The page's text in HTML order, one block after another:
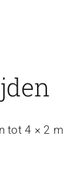
tot 4 × 2 m